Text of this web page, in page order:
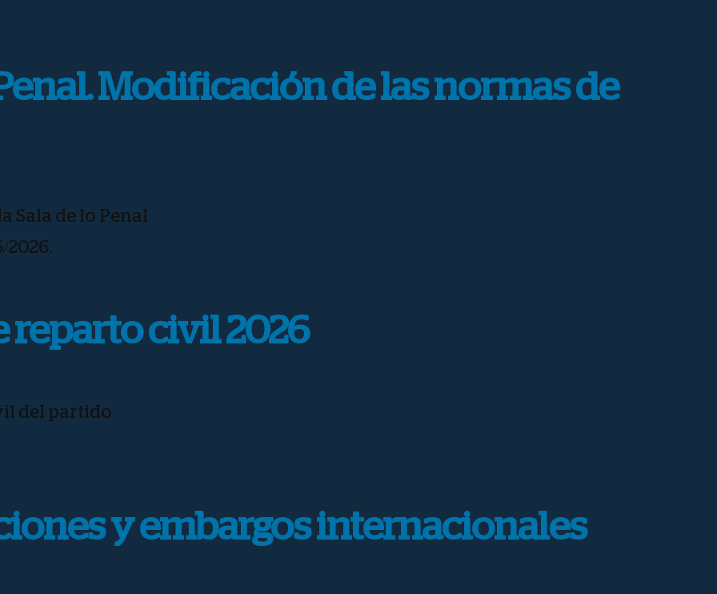
Modificación de las normas de
Sala de lo Penal
2026.
reparto civil 2026
del partido
y embargos internacionales